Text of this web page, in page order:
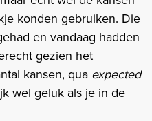
konden gebruiken. Die
en vandaag hadden
gezien het
kansen, qua expected
wel geluk als je in de